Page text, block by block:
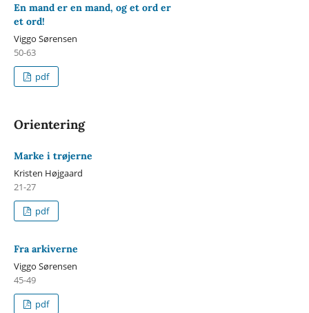
En mand er en mand, og et ord er
et ord!
Viggo Sørensen
50-63
pdf
Orientering
Marke i trøjerne
Kristen Højgaard
21-27
pdf
Fra arkiverne
Viggo Sørensen
45-49
pdf